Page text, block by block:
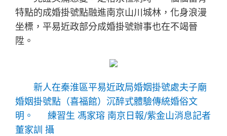
特點的成婚掛號點融進南京山川城林，化身浪漫
坐標，平易近政部分成婚掛號辦事也在不竭晉
陞。
新人在秦淮區平易近政局婚姻掛號處夫子廟
婚姻掛號點（喜福館）沉醉式體驗傳統婚俗文
明。 練習生 馮家瑢 南京日報/紫金山消息記者
董家訓 攝